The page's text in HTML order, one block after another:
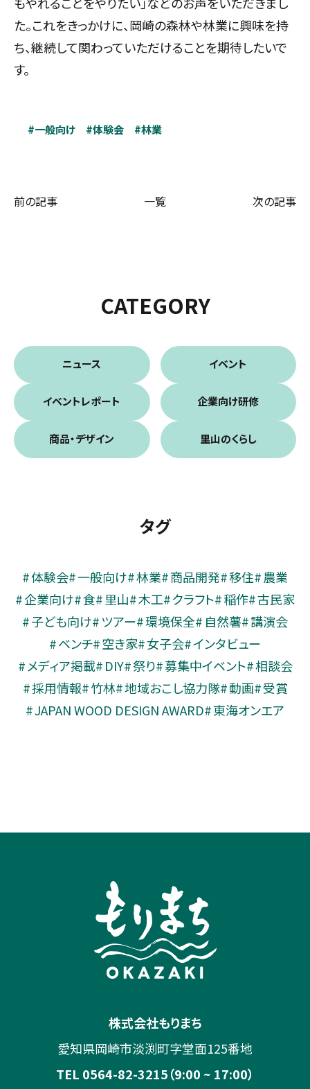
た。これをきっかけに、岡崎の森林や林業に興味を持
ち、継続して関わっていただけることを期待したいで
す。
#一般向け #体験会 #林業
前の記事 一覧 次の記事
CATEGORY
ニュース イベント
イベントレポート 企業向け研修
商品・デザイン 里山のくらし
タグ
体験会 一般向け 林業 商品開発 移住
農業
企業向け 食 里山 木工 クラフト 稲作 古民家
子ども向け
ツアー 環境保全 自然薯 講演会
ベンチ 空き家 女子会 インタビュー
メディア掲載 DIY 祭り 募集中イベント 相談会
採用情報 竹林 地域おこし協力隊 動画 受賞
JAPAN WOOD DESIGN AWARD 東海オンエア
株式会社もりまち
愛知県岡崎市淡渕町字堂面125番地
TEL 0564-82-3215（9:00 ~ 17:00）